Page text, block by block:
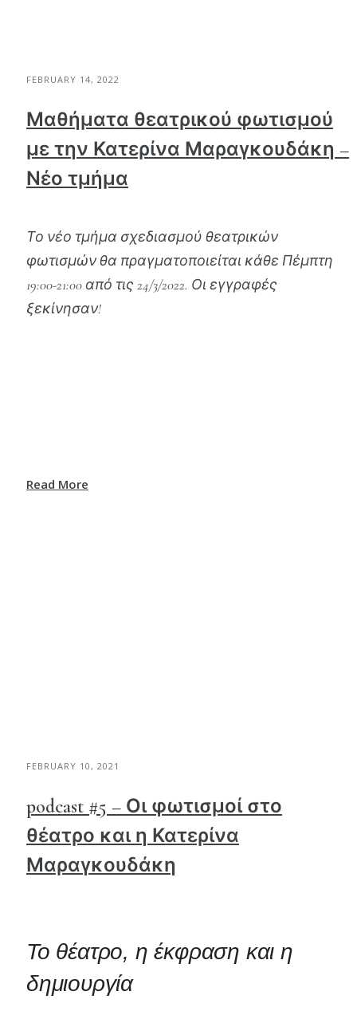
FEBRUARY 14, 2022
Μαθήματα θεατρικού φωτισμού
με την Κατερίνα Μαραγκουδάκη –
Νέο τμήμα
Το νέο τμήμα σχεδιασμού θεατρικών
φωτισμών θα πραγματοποιείται κάθε Πέμπτη
19:00-21:00 από τις 24/3/2022. Οι εγγραφές
ξεκίνησαν!
Read More
FEBRUARY 10, 2021
podcast #5 – Οι φωτισμοί στο
θέατρο και η Κατερίνα
Μαραγκουδάκη
Το θέατρο, η έκφραση και η
δημιουργία